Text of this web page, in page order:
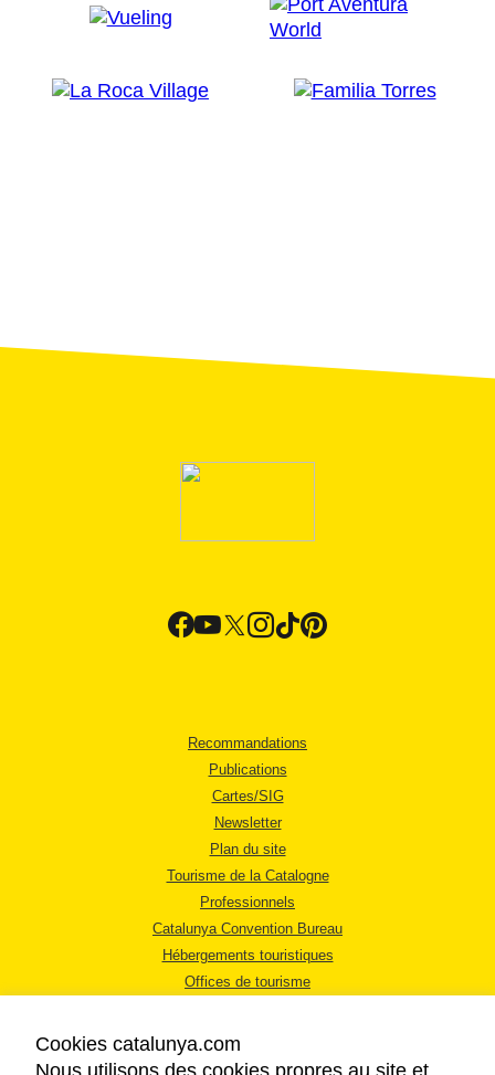
Recommandations
Publications
Cartes/SIG
Newsletter
Plan du site
Tourisme de la Catalogne
Professionnels
Catalunya Convention Bureau
Hébergements touristiques
Offices de tourisme
Cookies catalunya.com
Nous utilisons des cookies propres au site et